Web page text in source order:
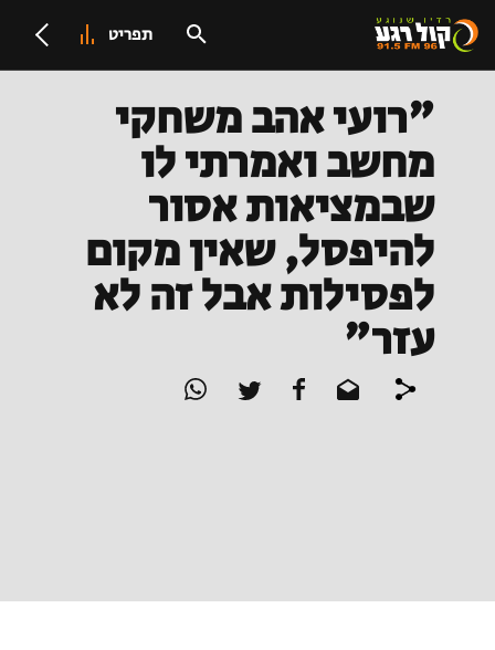
תפריט
"רועי אהב משחקי
מחשב ואמרתי לו
שבמציאות אסור
להיפסל, שאין מקום
לפסילות אבל זה לא
עזר"